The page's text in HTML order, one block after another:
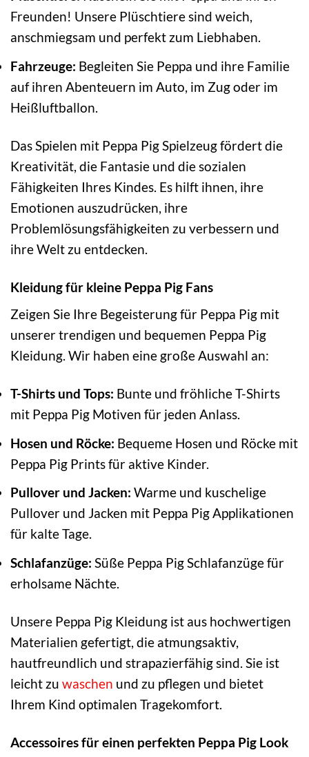
Freunden! Unsere Plüschtiere sind weich,
anschmiegsam und perfekt zum Liebhaben.
Fahrzeuge: Begleiten Sie Peppa und ihre Familie
auf ihren Abenteuern im Auto, im Zug oder im
Heißluftballon.
Das Spielen mit Peppa Pig Spielzeug fördert die
Kreativität, die Fantasie und die sozialen
Fähigkeiten Ihres Kindes. Es hilft ihnen, ihre
Emotionen auszudrücken, ihre
Problemlösungsfähigkeiten zu verbessern und
ihre Welt zu entdecken.
Kleidung für kleine Peppa Pig Fans
Zeigen Sie Ihre Begeisterung für Peppa Pig mit
unserer trendigen und bequemen Peppa Pig
Kleidung. Wir haben eine große Auswahl an:
T-Shirts und Tops: Bunte und fröhliche T-Shirts
mit Peppa Pig Motiven für jeden Anlass.
Hosen und Röcke: Bequeme Hosen und Röcke mit
Peppa Pig Prints für aktive Kinder.
Pullover und Jacken: Warme und kuschelige
Pullover und Jacken mit Peppa Pig Applikationen
für kalte Tage.
Schlafanzüge: Süße Peppa Pig Schlafanzüge für
erholsame Nächte.
Unsere Peppa Pig Kleidung ist aus hochwertigen
Materialien gefertigt, die atmungsaktiv,
hautfreundlich und strapazierfähig sind. Sie ist
leicht zu waschen und zu pflegen und bietet
Ihrem Kind optimalen Tragekomfort.
Accessoires für einen perfekten Peppa Pig Look